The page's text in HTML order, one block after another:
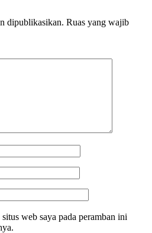
dipublikasikan. Ruas yang wajib
web saya pada peramban ini